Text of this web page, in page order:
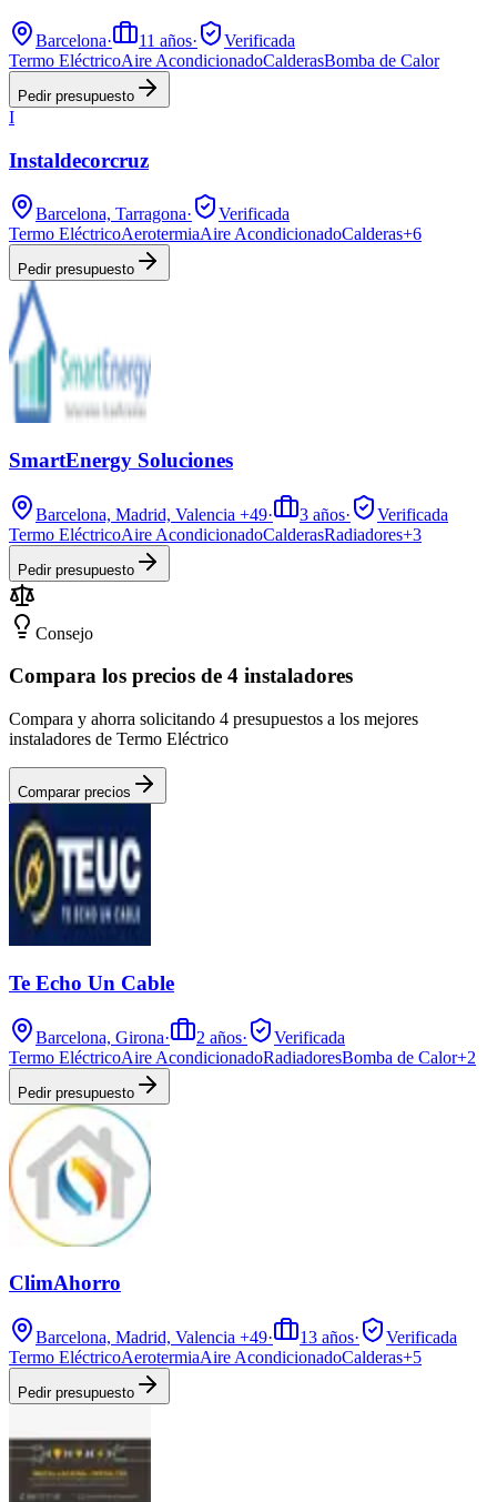
Barcelona· 11 años·
Verificada
Termo EléctricoAire AcondicionadoCalderasBomba de Calor
Pedir presupuesto
I
Instaldecorcruz
Barcelona, Tarragona·
Verificada
Termo EléctricoAerotermiaAire AcondicionadoCalderas+6
Pedir presupuesto
SmartEnergy Soluciones
Barcelona, Madrid, Valencia +49· 3 años·
Verificada
Termo EléctricoAire AcondicionadoCalderasRadiadores+3
Pedir presupuesto
Consejo
Compara los precios de 4 instaladores
Compara y ahorra solicitando 4 presupuestos a los mejores
instaladores de Termo Eléctrico
Comparar precios
Te Echo Un Cable
Barcelona, Girona· 2 años·
Verificada
Termo EléctricoAire AcondicionadoRadiadoresBomba de Calor+2
Pedir presupuesto
ClimAhorro
Barcelona, Madrid, Valencia +49· 13 años·
Verificada
Termo EléctricoAerotermiaAire AcondicionadoCalderas+5
Pedir presupuesto